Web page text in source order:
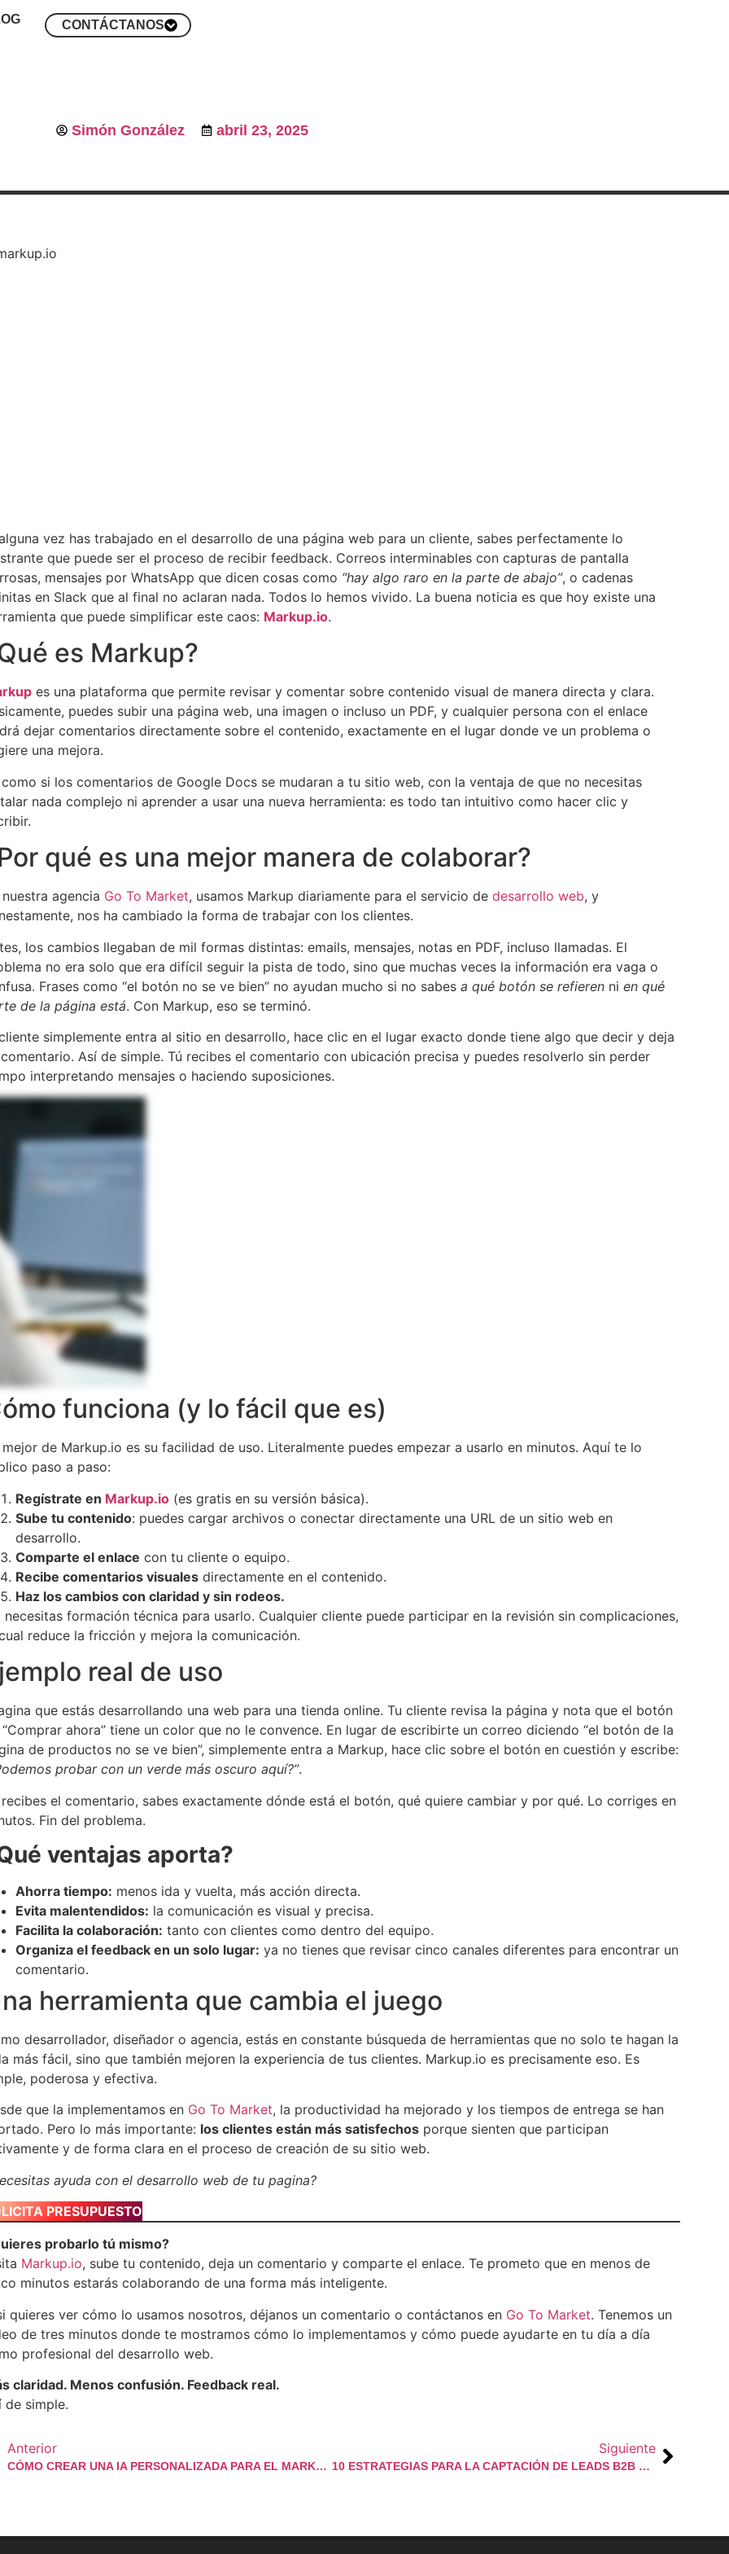
CONTÁCTANOS
Simón González abril 23, 2025
vez has trabajado en el desarrollo de una página web para un cliente, sabes perfectamente lo
que puede ser el proceso de recibir feedback. Correos interminables con capturas de pantalla
mensajes por WhatsApp que dicen cosas como “hay algo raro en la parte de abajo”, o cadenas
en Slack que al final no aclaran nada. Todos lo hemos vivido. La buena noticia es que hoy existe una
que puede simplificar este caos: Markup.io.
es Markup?
es una plataforma que permite revisar y comentar sobre contenido visual de manera directa y clara.
puedes subir una página web, una imagen o incluso un PDF, y cualquier persona con el enlace
dejar comentarios directamente sobre el contenido, exactamente en el lugar donde ve un problema o
una mejora.
como si los comentarios de Google Docs se mudaran a tu sitio web, con la ventaja de que no necesitas
nada complejo ni aprender a usar una nueva herramienta: es todo tan intuitivo como hacer clic y
qué es una mejor manera de colaborar?
nuestra agencia Go To Market, usamos Markup diariamente para el servicio dedesarrollo web, y
nos ha cambiado la forma de trabajar con los clientes.
los cambios llegaban de mil formas distintas: emails, mensajes, notas en PDF, incluso llamadas. El
no era solo que era difícil seguir la pista de todo, sino que muchas veces la información era vaga o
Frases como “el botón no se ve bien” no ayudan mucho si no sabesa qué botón se refieren nien qué
de la página está. Con Markup, eso se terminó.
simplemente entra al sitio en desarrollo, hace clic en el lugar exacto donde tiene algo que decir y deja
Así de simple. Tú recibes el comentario con ubicación precisa y puedes resolverlo sin perder
interpretando mensajes o haciendo suposiciones.
funciona (y lo fácil que es)
de Markup.io es su facilidad de uso. Literalmente puedes empezar a usarlo en minutos. Aquí te lo
paso a paso:
Regístrate en Markup.io (es gratis en su versión básica).
Sube tu contenido: puedes cargar archivos o conectar directamente una URL de un sitio web en
desarrollo.
Comparte el enlace con tu cliente o equipo.
Recibe comentarios visuales directamente en el contenido.
Haz los cambios con claridad y sin rodeos.
necesitas formación técnica para usarlo. Cualquier cliente puede participar en la revisión sin complicaciones,
reduce la fricción y mejora la comunicación.
real de uso
que estás desarrollando una web para una tienda online. Tu cliente revisa la página y nota que el botón
ahora” tiene un color que no le convence. En lugar de escribirte un correo diciendo “el botón de la
de productos no se ve bien”, simplemente entra a Markup, hace clic sobre el botón en cuestión y escribe:
probar con un verde más oscuro aquí?”.
recibes el comentario, sabes exactamente dónde está el botón, qué quiere cambiar y por qué. Lo corriges en
Fin del problema.
ventajas aporta?
Ahorra tiempo: menos ida y vuelta, más acción directa.
Evita malentendidos: la comunicación es visual y precisa.
Facilita la colaboración: tanto con clientes como dentro del equipo.
Organiza el feedback en un solo lugar: ya no tienes que revisar cinco canales diferentes para encontrar un
comentario.
herramienta que cambia el juego
desarrollador, diseñador o agencia, estás en constante búsqueda de herramientas que no solo te hagan la
más fácil, sino que también mejoren la experiencia de tus clientes. Markup.io es precisamente eso. Es
poderosa y efectiva.
que la implementamos en Go To Market, la productividad ha mejorado y los tiempos de entrega se han
Pero lo más importante: los clientes están más satisfechos porque sienten que participan
y de forma clara en el proceso de creación de su sitio web.
ayuda con el desarrollo web de tu pagina?
PRESUPUESTO
probarlo tú mismo?
Markup.io, sube tu contenido, deja un comentario y comparte el enlace. Te prometo que en menos de
minutos estarás colaborando de una forma más inteligente.
quieres ver cómo lo usamos nosotros, déjanos un comentario o contáctanos en Go To Market. Tenemos un
de tres minutos donde te mostramos cómo lo implementamos y cómo puede ayudarte en tu día a día
profesional del desarrollo web.
claridad. Menos confusión. Feedback real.
de simple.
Anterior
CÓMO CREAR UNA IA PERSONALIZADA PARA EL MARKETING DIGITAL
Siguiente
10 ESTRATEGIAS PARA LA CAPTACIÓN DE LEADS B2B EN 2025